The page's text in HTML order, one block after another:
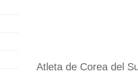
Atleta de Corea del